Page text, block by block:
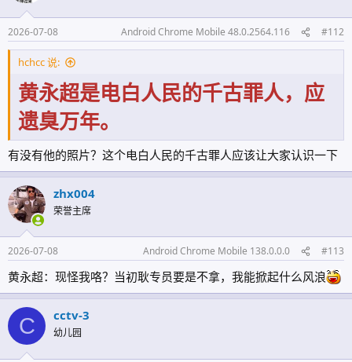
2026-07-08 Android Chrome Mobile 48.0.2564.116 #112
hchcc 说:
黄永超是电白人民的千古罪人，应
遗臭万年。
有没有他的照片？这个电白人民的千古罪人应该让大家认识一下
zhx004
荣誉主席
2026-07-08 Android Chrome Mobile 138.0.0.0 #113
黄永超：现怪我咯？当初耿专员要是不拿，我能掀起什么风浪
C cctv-3
幼儿园